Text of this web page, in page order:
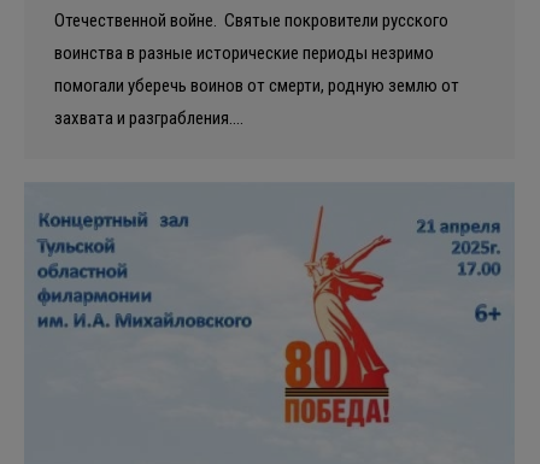
Отечественной войне. Святые покровители русского
воинства в разные исторические периоды незримо
помогали уберечь воинов от смерти, родную землю от
захвата и разграбления.…